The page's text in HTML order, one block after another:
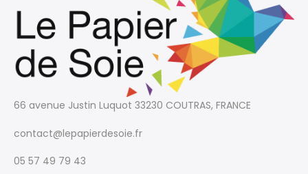
66 avenue Justin Luquot 33230 COUTRAS, FRANCE
contact@lepapierdesoie.fr
05 57 49 79 43